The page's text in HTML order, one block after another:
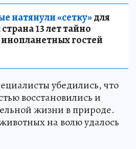
натянули «сетку»для
13 лет тайно
инопланетных гостей
убедились, что
восстановились и
жизни в природе.
на волю удалось